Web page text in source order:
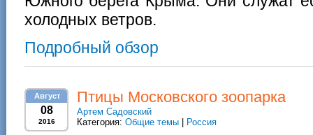
холодных ветров.
Подробный обзор
Август
08
2016
Птицы Московского зоопарка
Артем Садовский
Категория: Общие темы Россия